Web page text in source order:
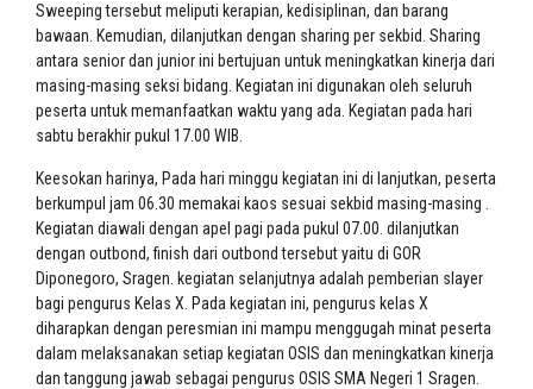
Sweeping tersebut meliputi kerapian, kedisiplinan, dan barang
bawaan. Kemudian, dilanjutkan dengan sharing per sekbid. Sharing
antara senior dan junior ini bertujuan untuk meningkatkan kinerja dari
masing-masing seksi bidang. Kegiatan ini digunakan oleh seluruh
peserta untuk memanfaatkan waktu yang ada. Kegiatan pada hari
sabtu berakhir pukul 17.00 WIB.
Keesokan harinya, Pada hari minggu kegiatan ini di lanjutkan, peserta
berkumpul jam 06.30 memakai kaos sesuai sekbid masing-masing .
Kegiatan diawali dengan apel pagi pada pukul 07.00. dilanjutkan
dengan outbond, finish dari outbond tersebut yaitu di GOR
Diponegoro, Sragen. kegiatan selanjutnya adalah pemberian slayer
bagi pengurus Kelas X. Pada kegiatan ini, pengurus kelas X
diharapkan dengan peresmian ini mampu menggugah minat peserta
dalam melaksanakan setiap kegiatan OSIS dan meningkatkan kinerja
dan tanggung jawab sebagai pengurus OSIS SMA Negeri 1 Sragen.